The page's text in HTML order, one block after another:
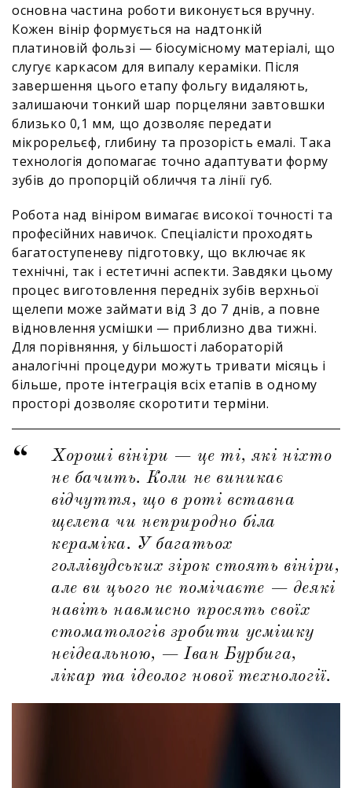
основна частина роботи виконується вручну.
Кожен вінір формується на надтонкій
платиновій фользі — біосумісному матеріалі, що
слугує каркасом для випалу кераміки. Після
завершення цього етапу фольгу видаляють,
залишаючи тонкий шар порцеляни завтовшки
близько 0,1 мм, що дозволяє передати
мікрорельєф, глибину та прозорість емалі. Така
технологія допомагає точно адаптувати форму
зубів до пропорцій обличчя та лінії губ.
Робота над вініром вимагає високої точності та
професійних навичок. Спеціалісти проходять
багатоступеневу підготовку, що включає як
технічні, так і естетичні аспекти. Завдяки цьому
процес виготовлення передніх зубів верхньої
щелепи може займати від 3 до 7 днів, а повне
відновлення усмішки — приблизно два тижні.
Для порівняння, у більшості лабораторій
аналогічні процедури можуть тривати місяць і
більше, проте інтеграція всіх етапів в одному
просторі дозволяє скоротити терміни.
Хороші вініри — це ті, які ніхто
не бачить. Коли не виникає
відчуття, що в роті вставна
щелепа чи неприродно біла
кераміка. У багатьох
голлівудських зірок стоять вініри,
але ви цього не помічаєте — деякі
навіть навмисно просять своїх
стоматологів зробити усмішку
неідеальною, — Іван Бурбига,
лікар та ідеолог нової технології.